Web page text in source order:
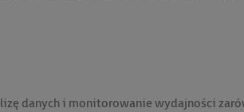
danych i monitorowanie wydajności